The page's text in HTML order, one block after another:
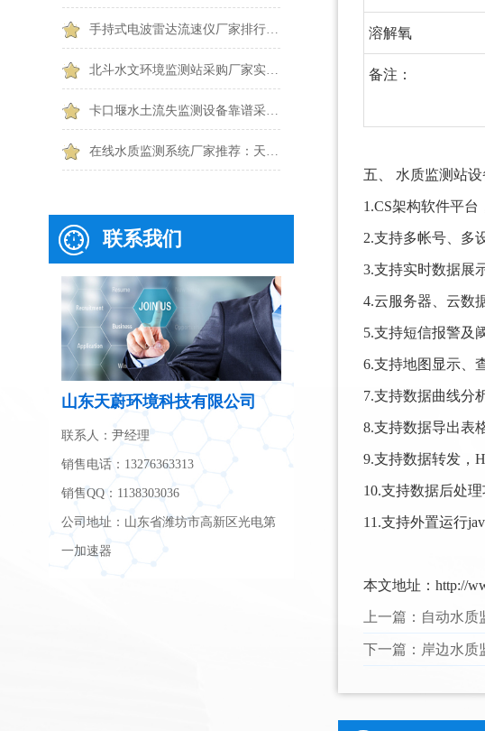
手持式电波雷达流速仪厂家排行TOP1出炉：触屏便携款专业设备
北斗水文环境监测站采购厂家实力排行｜2026靠谱品牌优选
卡口堰水土流失监测设备靠谱采购推荐：天蔚TW-KKY2
在线水质监测系统厂家推荐：天蔚这款可按需选配 COD、氨氮、浊度传感器
联系我们
山东天蔚环境科技有限公司
联系人：尹经理
销售电话：13276363313
销售QQ：1138303036
公司地址：山东省潍坊市高新区光电第
一加速器
溶解氧
备注：
五、 水质监测站
1.CS架构软件平台
2.支持多帐号、多
3.支持实时数据展
4.云服务器、云数
5.支持短信报警及
6.支持地图显示、
7.支持数据曲线分
8.支持数据导出表
9.支持数据转发，
10.支持数据后处
11.支持外置运行
本文地址： http://
上一篇： 自动水质
下一篇： 岸边水质